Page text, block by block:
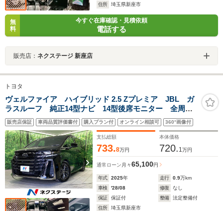
住所
埼玉県新座市
無
料
今すぐ在庫確認・見積依頼
電話する
販売店： ネクステージ 新座店
トヨタ
ヴェルファイア ハイブリッド 2.5 Zプレミア JBL ガ
ラスルーフ 純正14型ナビ 14型後席モニター 全周囲
カメラ 100V電源 衝突軽減 BSM HUD レーダーク
ルーズ デジタルインナーミラー 禁煙車 電動リアゲ
ート シートベンチレーション
販売店保証 車両品質評価書付 購入プラン付 オンライン相談可 360°画像付
支払総額
733.8万円
本体価格
720. 1 万円
通常ローン 月々65,100円
年式 2025年 走行 0.9万km
車検
'28/08 修復
なし
保証
保証付 整備
法定整備付
住所
埼玉県新座市